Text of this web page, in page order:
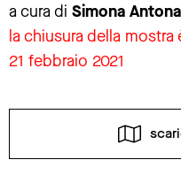
a cura di Simona
la chiusura della
21 febbraio 2021